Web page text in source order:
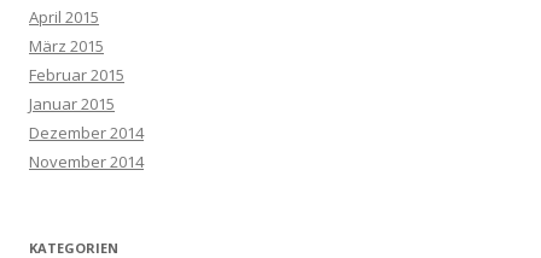
April 2015
März 2015
Februar 2015
Januar 2015
Dezember 2014
November 2014
KATEGORIEN